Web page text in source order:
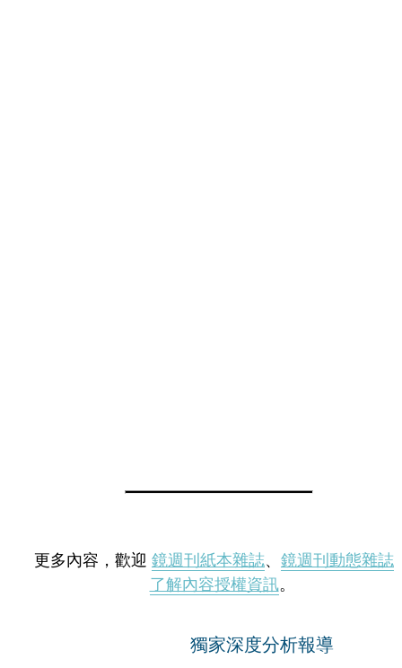
更多內容，歡迎 鏡週刊紙本雜誌、 鏡週刊動態雜誌
了解內容授權資訊。
獨家深度分析報導